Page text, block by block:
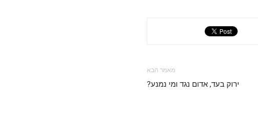
מאמר הבא
ירוק בעד, אדום נגד ומי נמנע?